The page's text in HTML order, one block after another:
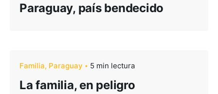
Paraguay, país bendecido
Familia Paraguay 5 min lectura
La familia, en peligro